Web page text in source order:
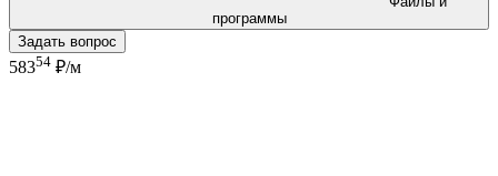
программы
Задать вопрос
58354 ₽/м